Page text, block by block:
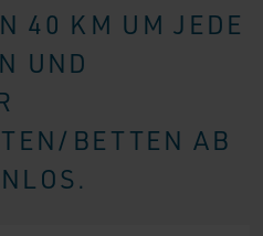
40 KM UM JEDE
UND
BETTEN AB